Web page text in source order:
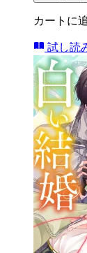
カートに
試し読